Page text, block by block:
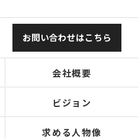
お問い合わせはこちら
会社概要
ビジョン
求める人物像